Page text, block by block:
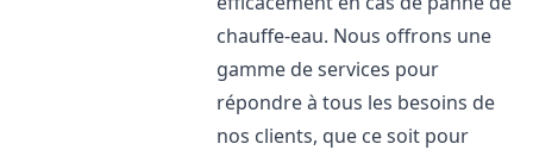
chauffe-eau. Nous offrons une
gamme de services pour
répondre à tous les besoins de
nos clients, que ce soit pour